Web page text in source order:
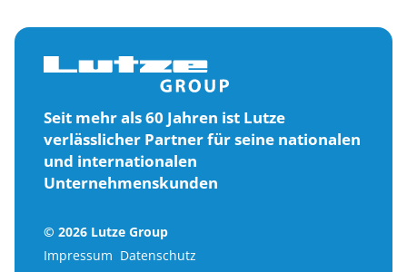
Seit mehr als 60 Jahren ist Lutze
verlässlicher Partner für seine nationalen
und internationalen
Unternehmenskunden
© 2026 Lutze Group
Impressum Datenschutz